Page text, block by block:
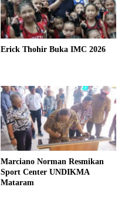
Erick Thohir Buka IMC 2026
Marciano Norman Resmikan
Sport Center UNDIKMA
Mataram